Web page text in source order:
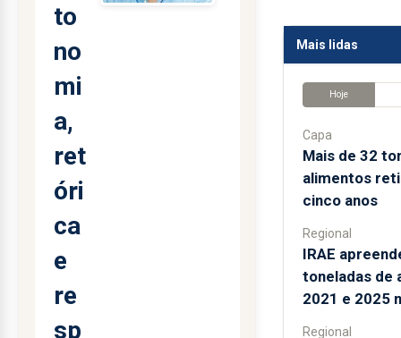
to
no
mi
a,
ret
óri
ca
e
re
sp
Mais lidas
Hoje
Capa
Mais de 32
alimentos
cinco anos
Regional
IRAE
toneladas de
2021 e 2025
Regional